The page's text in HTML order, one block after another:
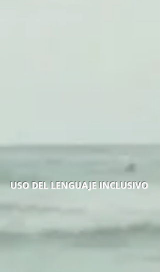
USO DEL LENGUAJE INCLUSIVO